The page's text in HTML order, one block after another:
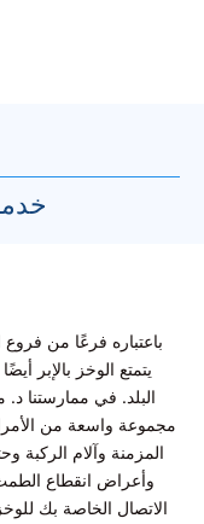
باعتباره فرعًا من
يتمتع الوخز بالإبر
البلد. في ممارستنا
مجموعة واسعة من
المزمنة وآلام الركبة
وأعراض انقطاع
الاتصال الخاصة بك